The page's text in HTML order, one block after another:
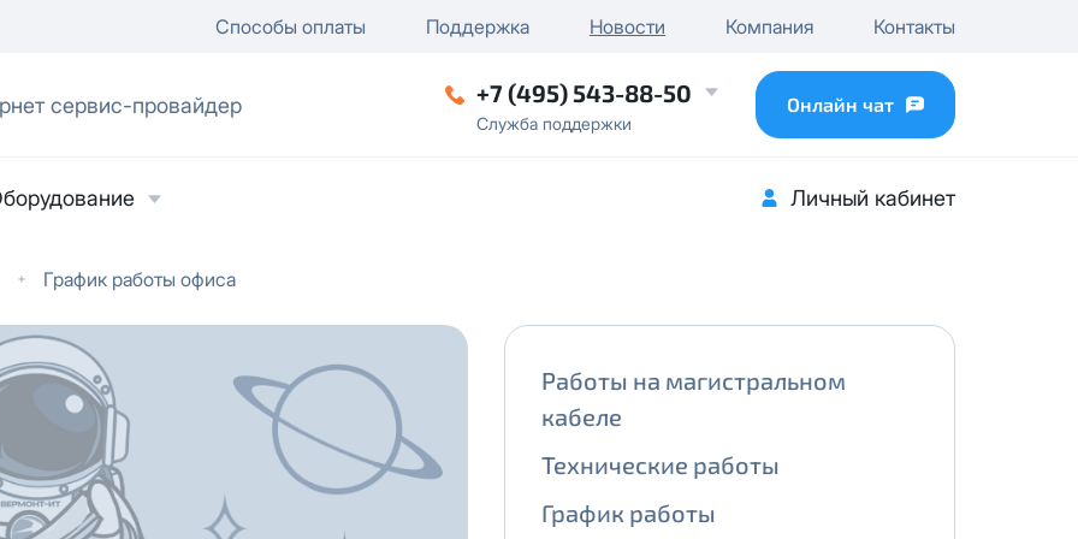
Способы оплаты Поддержка Новости Компания Контакты
сервис-провайдер +7 (495) 543-88-50
Служба поддержки
Онлайн чат
Личный кабинет
График работы офиса
Работы на магистральном
кабеле
Технические работы
График работы
на обработку персональных данныхв
сПолитикой в отношении обработки
данных
лицо
/ отключение публичного IP
...